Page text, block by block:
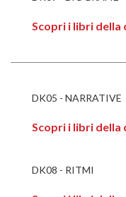
Scopri i libri della
DK05 - NARRATIVE
Scopri i libri della
DK08 - RITMI